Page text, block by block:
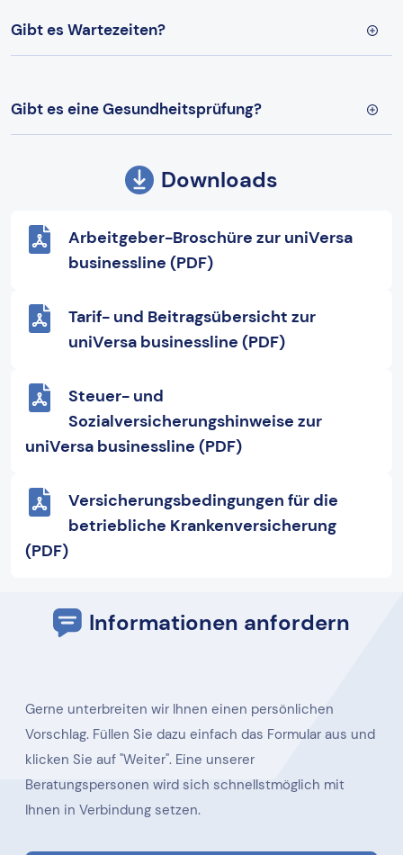
Gibt es Wartezeiten?
Gibt es eine Gesundheitsprüfung?
Downloads
Arbeitgeber-Broschüre zur uniVersa
businessline (PDF)
Tarif- und Beitragsübersicht zur
uniVersa businessline (PDF)
Steuer- und
Sozialversicherungshinweise zur
uniVersa businessline (PDF)
Versicherungsbedingungen für die
betriebliche Krankenversicherung
(PDF)
Informationen anfordern
Gerne unterbreiten wir Ihnen einen persönlichen
Vorschlag. Füllen Sie dazu einfach das Formular aus und
klicken Sie auf "Weiter". Eine unserer
Beratungspersonen wird sich schnellstmöglich mit
Ihnen in Verbindung setzen.